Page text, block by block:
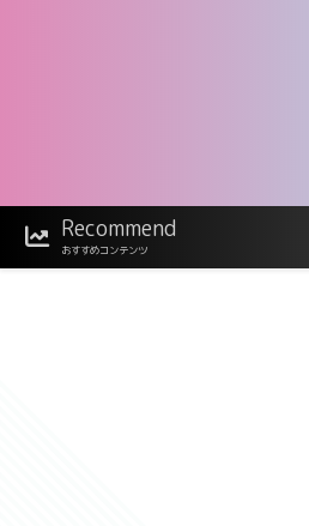
【大増量】青山ひかる写真集「純度
100％」
Recommend
おすすめコンテンツ